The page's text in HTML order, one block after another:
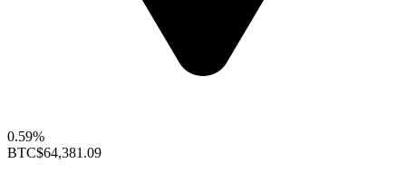
0.59%
BTC$64,381.09